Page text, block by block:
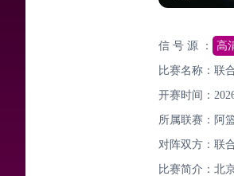
信 号 源 ： 高
比赛名称：联
开赛时间：
所属联赛： 阿
对阵双方：联
比赛简介：北